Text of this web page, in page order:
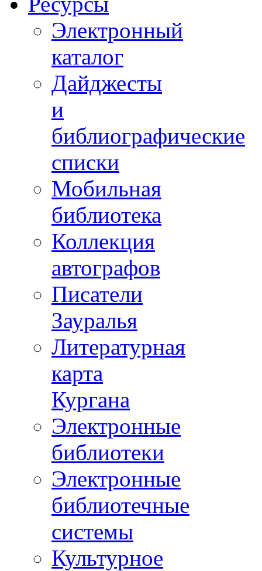
Электронный
каталог
Дайджесты
и
библиографические
списки
Мобильная
библиотека
Коллекция
автографов
Писатели
Зауралья
Литературная
карта
Кургана
Электронные
библиотеки
Электронные
библиотечные
системы
Культурное